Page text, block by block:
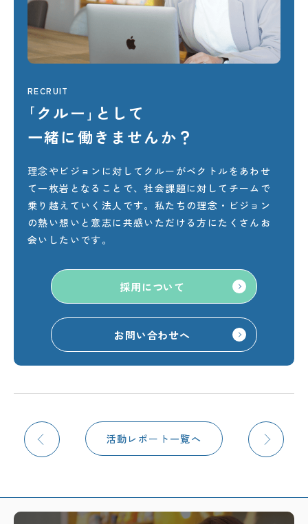
RECRUIT
｢クルー｣ として
一緒に働きませんか？
理念やビジョンに対してクルーがベクトルをあわせ
て一枚岩となることで、社会課題に対してチームで
乗り越えていく法人です。私たちの理念・ビジョン
の熱い想いと意志に共感いただける方にたくさんお
会いしたいです。
採用について
お問い合わせへ
活動レポート一覧へ